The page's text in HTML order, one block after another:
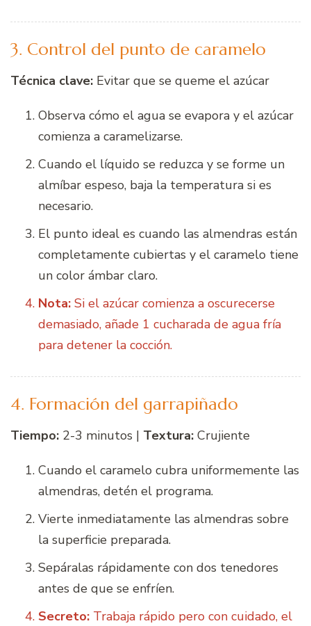
3. Control del punto de caramelo
Técnica clave: Evitar que se queme el azúcar
Observa cómo el agua se evapora y el azúcar
comienza a caramelizarse.
Cuando el líquido se reduzca y se forme un
almíbar espeso, baja la temperatura si es
necesario.
El punto ideal es cuando las almendras están
completamente cubiertas y el caramelo tiene
un color ámbar claro.
Nota: Si el azúcar comienza a oscurecerse
demasiado, añade 1 cucharada de agua fría
para detener la cocción.
4. Formación del garrapiñado
Tiempo: 2-3 minutos | Textura: Crujiente
Cuando el caramelo cubra uniformemente las
almendras, detén el programa.
Vierte inmediatamente las almendras sobre
la superficie preparada.
Sepáralas rápidamente con dos tenedores
antes de que se enfríen.
Secreto: Trabaja rápido pero con cuidado, el